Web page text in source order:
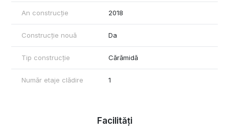
An construcție 2018
Construcție nouă Da
Tip construcție Cărămidă
Număr etaje clădire 1
Facilități